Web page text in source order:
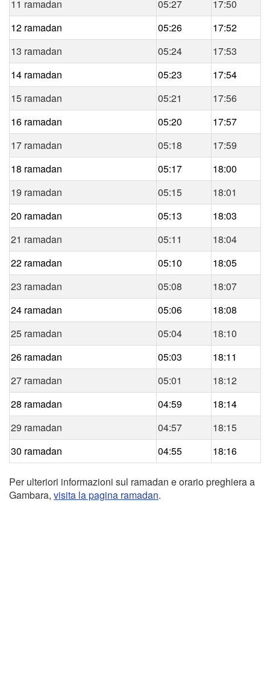
11 ramadan 05:27
17:50
12 ramadan
05:26
17:52
13 ramadan
05:24
17:53
14 ramadan
05:23
17:54
15 ramadan
05:21
17:56
16 ramadan
05:20
17:57
17 ramadan
05:18
17:59
18 ramadan
05:17
18:00
19 ramadan
05:15
18:01
20 ramadan
05:13
18:03
21 ramadan
05:11
18:04
22 ramadan
05:10
18:05
23 ramadan
05:08
18:07
24 ramadan
05:06
18:08
25 ramadan
05:04
18:10
26 ramadan
05:03
18:11
27 ramadan
05:01
18:12
28 ramadan
04:59
18:14
29 ramadan
04:57
18:15
30 ramadan
04:55 18:16
Per ulteriori informazioni sul ramadan e orario preghiera a
Gambara, visita la pagina ramadan.